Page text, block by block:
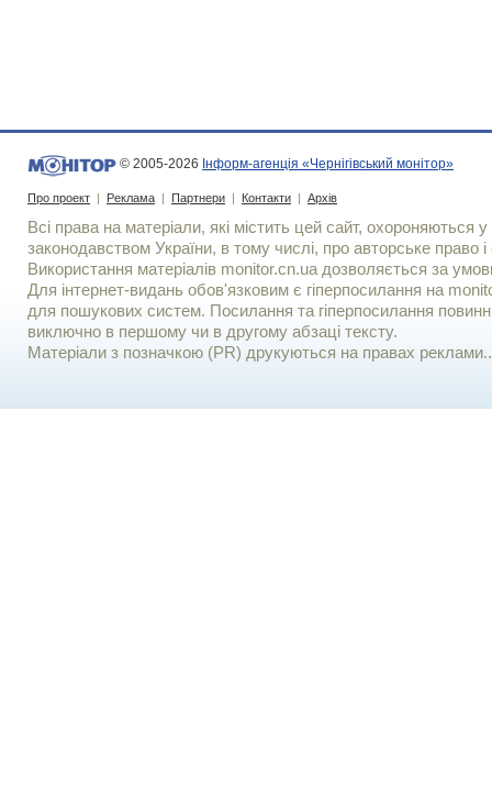
© 2005-2026 Інформ-агенція «Чернігівський монітор»
Про проект | Реклама | Партнери | Контакти | Архів
Всі права на матеріали, які містить цей сайт, охороняються у
законодавством України, в тому числі, про авторське право і
Використання матерiалiв monitor.cn.ua дозволяється за
Для iнтернет-видань обов'язковим є гiперпосилання на
для пошукових систем. Посилання та гіперпосилання
виключно в першому чи в другому абзаці тексту.
Матеріали з позначкою (PR) друкуються на правах реклами..